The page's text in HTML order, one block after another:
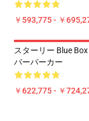
￥593,775 - ￥
スターリー Blue
バーパーカー
￥622,775 - ￥